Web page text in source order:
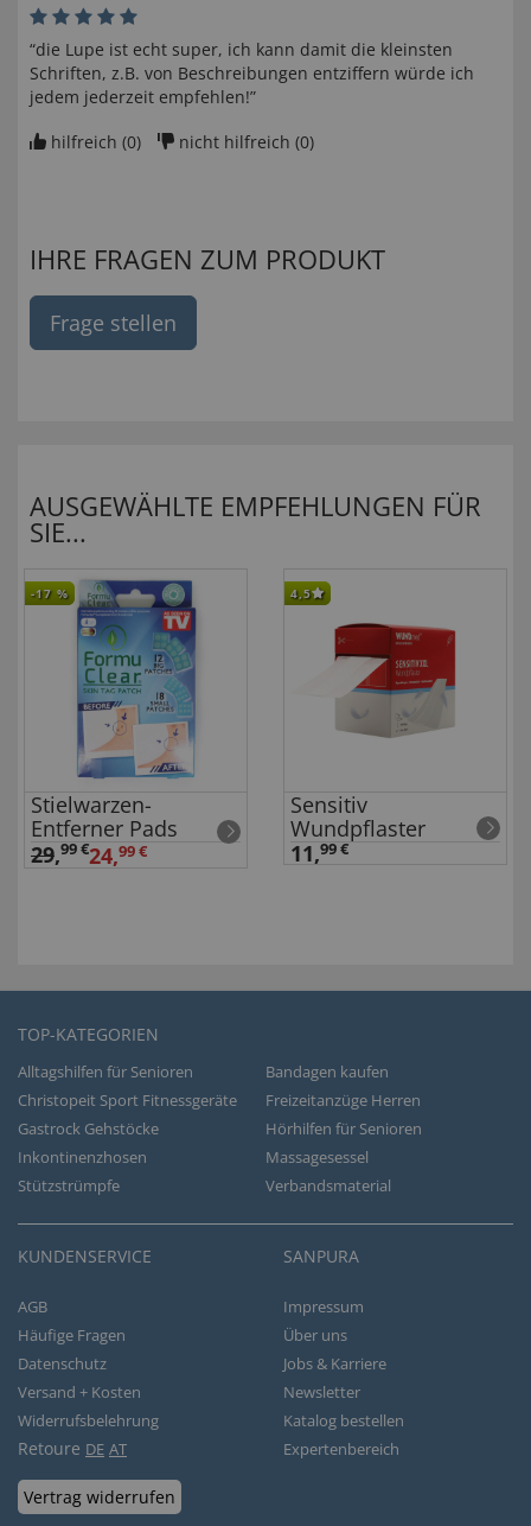
“die Lupe ist echt super, ich kann damit die kleinsten
Schriften, z.B. von Beschreibungen entziffern würde ich
jedem jederzeit empfehlen!”
hilfreich (0) nicht hilfreich (0)
IHRE FRAGEN ZUM PRODUKT
Frage stellen
AUSGEWÄHLTE EMPFEHLUNGEN FÜR
SIE...
-17 %
Stielwarzen-
Entferner Pads
29,99 €24,99 €
4,5
Sensitiv
Wundpflaster
11,99 €
TOP-KATEGORIEN
Alltagshilfen für Senioren
Bandagen kaufen
Christopeit Sport Fitnessgeräte
Freizeitanzüge Herren
Gastrock Gehstöcke
Hörhilfen für Senioren
Inkontinenzhosen
Massagesessel
Stützstrümpfe
Verbandsmaterial
KUNDENSERVICE
AGB
Häufige Fragen
Datenschutz
Versand + Kosten
Widerrufsbelehrung
Retoure DE AT
Vertrag widerrufen
SANPURA
Impressum
Über uns
Jobs & Karriere
Newsletter
Katalog bestellen
Expertenbereich